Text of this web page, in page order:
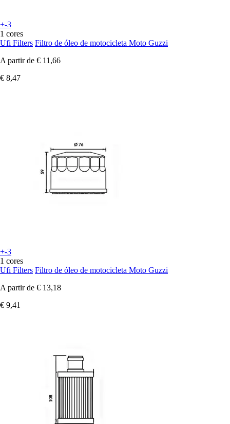
+-3
1 cores
Ufi Filters Filtro de óleo de motocicleta Moto Guzzi
A partir de € 11,66
€ 8,47
+-3
1 cores
Ufi Filters Filtro de óleo de motocicleta Moto Guzzi
A partir de € 13,18
€ 9,41